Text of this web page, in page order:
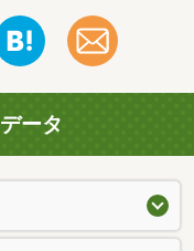
ータ